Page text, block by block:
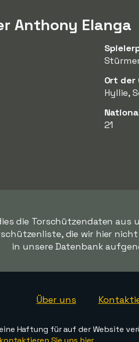
Anthony Elanga
Ort der
Hyllie,
21
die Torschützendaten aus
die wir hier
in unsere Datenbank
Über uns
Haftung für auf der Website